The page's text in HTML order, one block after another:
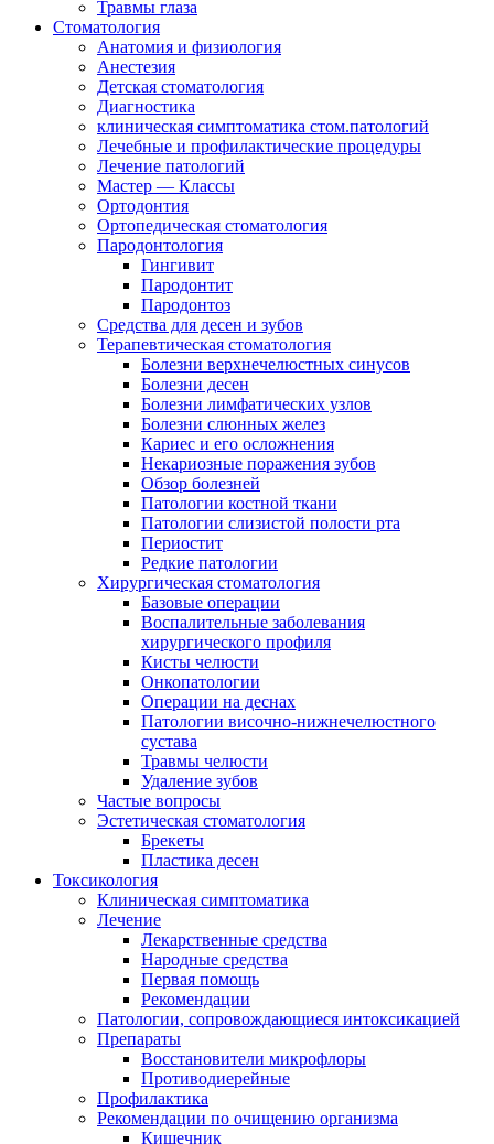
Травмы глаза
Стоматология
Анатомия и физиология
Анестезия
Детская стоматология
Диагностика
клиническая симптоматика стом.патологий
Лечебные и профилактические процедуры
Лечение патологий
Мастер — Классы
Ортодонтия
Ортопедическая стоматология
Пародонтология
Гингивит
Пародонтит
Пародонтоз
Средства для десен и зубов
Терапевтическая стоматология
Болезни верхнечелюстных синусов
Болезни десен
Болезни лимфатических узлов
Болезни слюнных желез
Кариес и его осложнения
Некариозные поражения зубов
Обзор болезней
Патологии костной ткани
Патологии слизистой полости рта
Периостит
Редкие патологии
Хирургическая стоматология
Базовые операции
Воспалительные заболевания
хирургического профиля
Кисты челюсти
Онкопатологии
Операции на деснах
Патологии височно-нижнечелюстного
сустава
Травмы челюсти
Удаление зубов
Частые вопросы
Эстетическая стоматология
Брекеты
Пластика десен
Токсикология
Клиническая симптоматика
Лечение
Лекарственные средства
Народные средства
Первая помощь
Рекомендации
Патологии, сопровождающиеся интоксикацией
Препараты
Восстановители микрофлоры
Противодиерейные
Профилактика
Рекомендации по очищению организма
Кишечник